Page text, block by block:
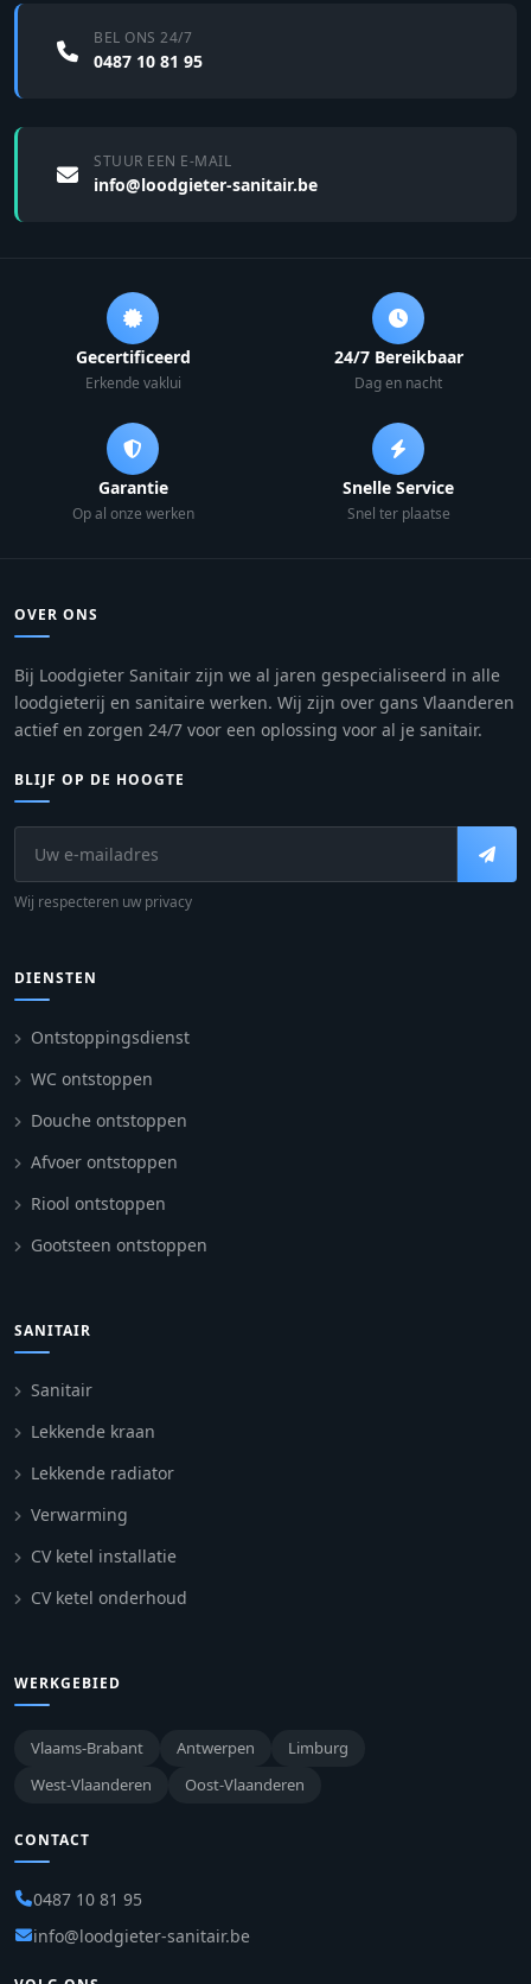
BEL ONS 24/7
0487 10 81 95
STUUR EEN E-MAIL
info@loodgieter-sanitair.be
Gecertificeerd
Erkende vaklui
24/7 Bereikbaar
Dag en nacht
Garantie
Op al onze werken
Snelle Service
Snel ter plaatse
OVER ONS
Bij Loodgieter Sanitair zijn we al jaren gespecialiseerd in alle
loodgieterij en sanitaire werken. Wij zijn over gans Vlaanderen
actief en zorgen 24/7 voor een oplossing voor al je sanitair.
BLIJF OP DE HOOGTE
Wij respecteren uw privacy
DIENSTEN
Ontstoppingsdienst
WC ontstoppen
Douche ontstoppen
Afvoer ontstoppen
Riool ontstoppen
Gootsteen ontstoppen
SANITAIR
Sanitair
Lekkende kraan
Lekkende radiator
Verwarming
CV ketel installatie
CV ketel onderhoud
WERKGEBIED
Vlaams-Brabant Antwerpen
Limburg
West-Vlaanderen
Oost-Vlaanderen
CONTACT
0487 10 81 95
info@loodgieter-sanitair.be